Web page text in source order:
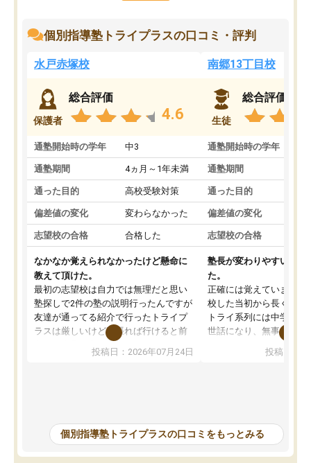
個別指導塾トライプラスの口コミ・評判
水戸赤塚校
保護者
総合評価
4.6
通塾開始時の学年 中3
通塾期間 4ヵ月～1年未満
通った目的 高校受験対策
偏差値の変化 変わらなかった
志望校の合格 合格した
なかなか覚えられなかったけど懸命に
教えて頂けた。
最初の志望校は自力では無理だと思い
塾探しで2件の塾の説明行ったんですが
友達が通ってる紹介で行ったトライプ
ラスは厳しいけど頑張れば行けると前
向きな意見を言ってくれてくれたので
希望のある方に決めました。しかし、
を教えて頂き出来ないことが出来るよ
うになった、覚えられたと喜んでると
ころ見て、見捨てず教えてもらって本
投稿日：2026年07月24日
南郷13丁目校
生徒
総合評価
通塾開始時の学年
通塾期間
通った目的
偏差値の変化
志望校の合格
塾長が変わりやすいが、
た。
正確には覚えていません
校した当初から長く通っ
トライ系列には中学校受
世話になり、無事に志望
生との相性が良く、苦
す。先生ごとの得意科目
く表示されていた点も魅
方で、塾長が何度も交代
投稿日：
個別指導塾トライプラスの口コミをもっとみる